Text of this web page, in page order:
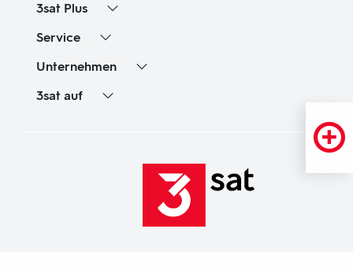
3sat Plus
Service
Unternehmen
3sat auf